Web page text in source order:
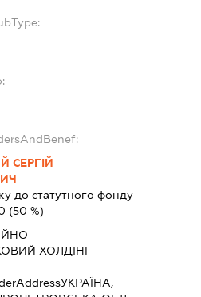
СЕРГІЙ
до статутного фонду
(50 %)
ХОЛДІНГ
УКРАЇНА,